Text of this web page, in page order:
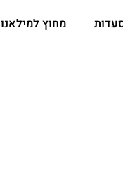
מחוץ למילאנו